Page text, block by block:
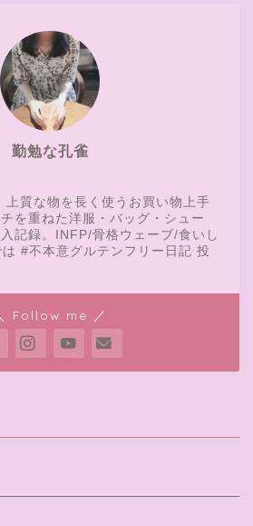
勤勉な孔雀
上質な物を長く使うお買い物上手
を重ねた洋服・バッグ・シュー
記録。INFP/骨格ウェーブ/食いし
#不本意グルテンフリー日記 投
Follow me ／